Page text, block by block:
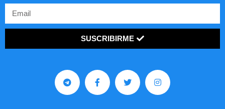
SUSCRIBIRME